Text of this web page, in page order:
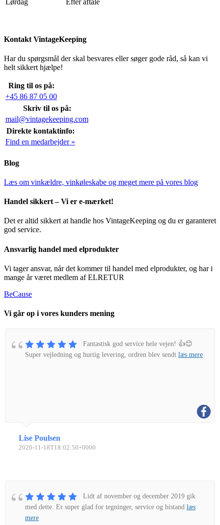
Kontakt VintageKeeping
Har du spørgsmål der skal besvares eller søger gode råd, så kan vi
helt sikkert hjælpe!
Ring til os på:
+45 86 87 05 00
Skriv til os på:
mail@vintagekeeping.com
Direkte kontaktinfo:
Find en medarbejder »
Blog
Læs om vinkældre, vinkøleskabe og meget mere på vores blog
Handel sikkert – Vi er e-mærket!
Det er altid sikkert at handle hos VintageKeeping og du er garanteret
god service.
Ansvarlig handel med elprodukter
Vi tager ansvar, når det kommer til handel med elprodukter, og har i
mange år været medlem af ELRETUR
BeCause
Vi går op i vores kunders mening
Fantastisk god service hele vejen! 👍😊
Super vejledning og hurtig levering, ordren blev sendt læs mere
Lise Poulsen
2020-11-18T18:02:50+0000
Lidt af november og december 2019 gik
med dette. Er super glad for tegninger, service og bistand læs
mere